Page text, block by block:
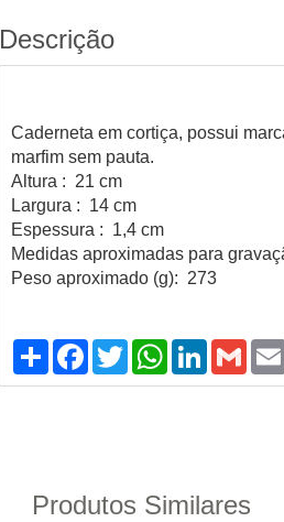
Descrição
Caderneta em cortiça, possui
marfim sem pauta.
Altura : 21 cm
Largura : 14 cm
Espessura : 1,4 cm
Medidas aproximadas para
Peso aproximado (g): 273
Compartilhar
Facebook
TwitterWhatsApp
LinkedIn
Produtos Similares